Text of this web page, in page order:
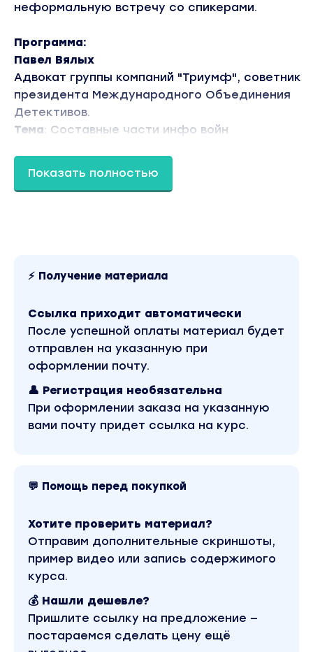
неформальную встречу со спикерами.
Программа:
Павел Вялых
Адвокат группы компаний "Триумф", советник
президента Международного Объединения
Детективов.
Тема: Составные части инфо войн
офицер запаса ФСБ, автор книг по
разведке
: HUMINT - Разведывательные донесения и
сводка с фронтов инфо и конкурентных войн
Евгений Ермолаев
Руководитель детективного агенства "Легион",
решения бытовых задач
Юрист организации "РосКомСвобода", адвокат
области киберправа, управляющий партнёр
юридической фирмы DRС
Тема: Суверенная кибервойна
Вы находитесь на странице товара «Безопасна
Практика информационных войн». Это версия
материала в лучшем качестве без водяных знаков.
Скриншоты содержимого, платформы и качества
Показать полностью
⚡ Получение материала
Ссылка приходит автоматически
После успешной оплаты материал будет
отправлен на указанную при
оформлении почту.
👤 Регистрация необязательна
При оформлении заказа на указанную
вами почту придет ссылка на курс.
💬 Помощь перед покупкой
Хотите проверить материал?
Отправим дополнительные скриншоты,
пример видео или запись содержимого
курса.
💰 Нашли дешевле?
Пришлите ссылку на предложение —
постараемся сделать цену ещё